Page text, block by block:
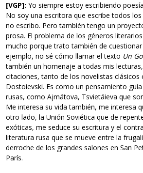
[VGP]: Yo siempre estoy escribiendo
No soy una escritora que escribe todos los
no escribo. Pero también tengo un
prosa. El problema de los géneros
mucho porque trato también de
ejemplo, no sé cómo llamar el texto Un
también un homenaje a todas mis
citaciones, tanto de los novelistas clásicos
Dostoievski. Es como un pensamiento
rusas, como Ajmátova, Tsvietáieva que
Me interesa su vida también, me interesa
otro lado, la Unión Soviética que de
exóticas, me seduce su escritura y el
literatura rusa que se mueve entre la
derroche de los grandes salones en San
París.